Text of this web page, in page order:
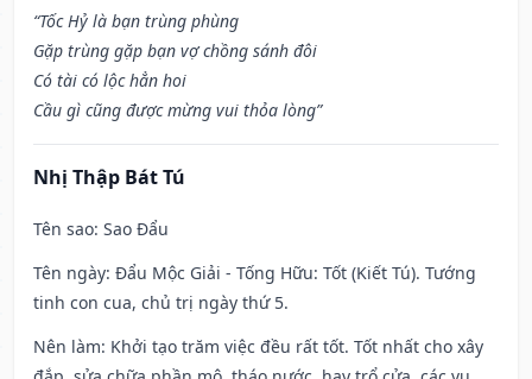
“Tốc Hỷ là bạn trùng phùng
Gặp trùng gặp bạn vợ chồng sánh đôi
Có tài có lộc hẳn hoi
Cầu gì cũng được mừng vui thỏa lòng”
Nhị Thập Bát Tú
Tên sao: Sao Đẩu
Tên ngày: Đẩu Mộc Giải - Tống Hữu: Tốt (Kiết Tú). Tướng
tinh con cua, chủ trị ngày thứ 5.
Nên làm: Khởi tạo trăm việc đều rất tốt. Tốt nhất cho xây